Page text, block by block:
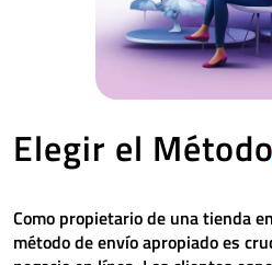
Elegir el
Como propietario de una tienda
método de envío apropiado es